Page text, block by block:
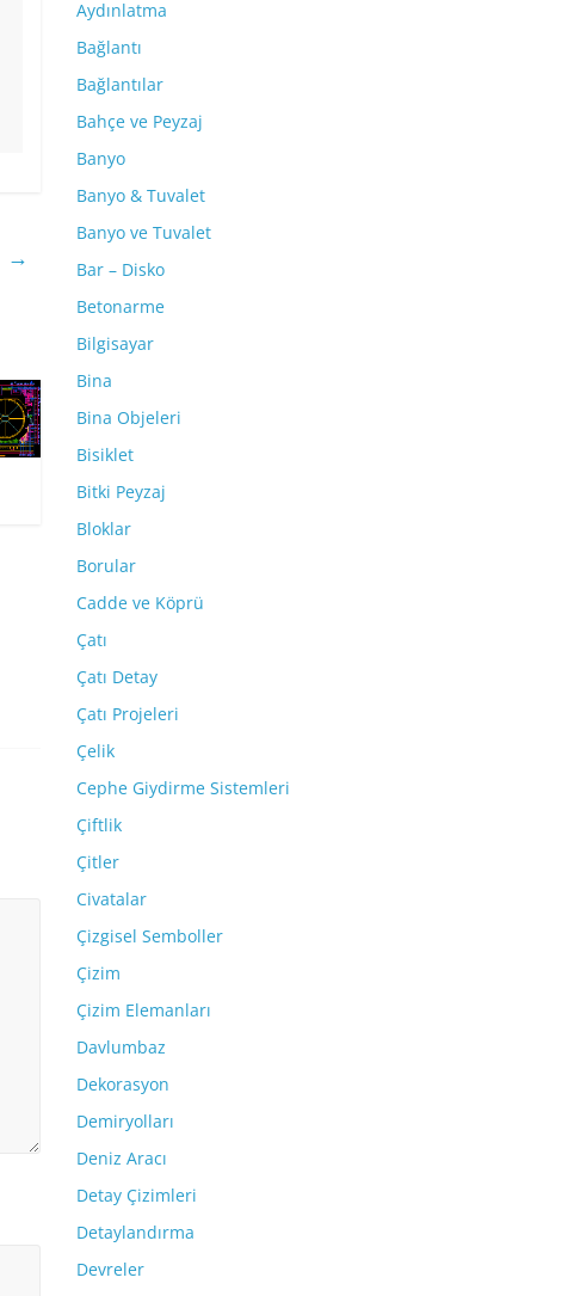
→
Aydınlatma
Bağlantı
Bağlantılar
Bahçe ve Peyzaj
Banyo
Banyo & Tuvalet
Banyo ve Tuvalet
Bar – Disko
Betonarme
Bilgisayar
Bina
Bina Objeleri
Bisiklet
Bitki Peyzaj
Bloklar
Borular
Cadde ve Köprü
Çatı
Çatı Detay
Çatı Projeleri
Çelik
Cephe Giydirme Sistemleri
Çiftlik
Çitler
Civatalar
Çizgisel Semboller
Çizim
Çizim Elemanları
Davlumbaz
Dekorasyon
Demiryolları
Deniz Aracı
Detay Çizimleri
Detaylandırma
Devreler